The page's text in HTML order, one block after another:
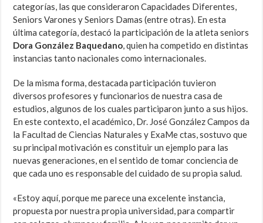
categorías, las que consideraron Capacidades Diferentes,
Seniors Varones y Seniors Damas (entre otras). En esta
última categoría, destacó la participación de la atleta seniors
Dora González Baquedano, quien ha competido en distintas
instancias tanto nacionales como internacionales.
De la misma forma, destacada participación tuvieron
diversos profesores y funcionarios de nuestra casa de
estudios, algunos de los cuales participaron junto a sus hijos.
En este contexto, el académico, Dr. José González Campos da
la Facultad de Ciencias Naturales y ExaMe ctas, sostuvo que
su principal motivación es constituir un ejemplo para las
nuevas generaciones, en el sentido de tomar conciencia de
que cada uno es responsable del cuidado de su propia salud.
«Estoy aquí, porque me parece una excelente instancia,
propuesta por nuestra propia universidad, para compartir